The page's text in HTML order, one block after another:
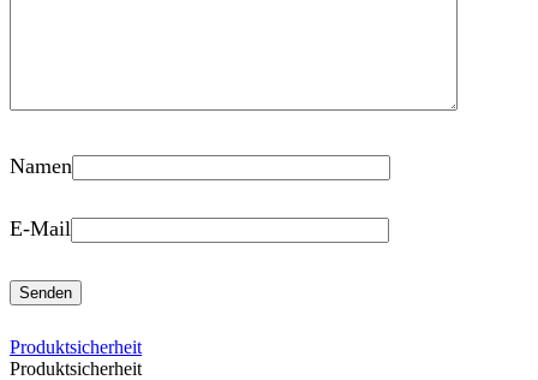
Namen
E-Mail
Produktsicherheit
Produktsicherheit